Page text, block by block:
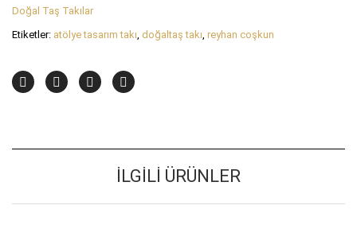
Doğal Taş Takılar
Etiketler: atölye tasarım takı doğaltaş takı reyhan coşkun
İLGILI ÜRÜNLER